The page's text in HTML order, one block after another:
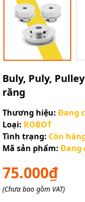
Buly, Puly,
răng
Thương hiệu: Đang
Loại: ROBOT
Tình trạng: Còn
Mã sản phẩm: Đang
75.000₫
(Chưa bao gồm VAT)